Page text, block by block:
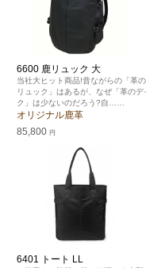
6600 鹿リュック 大
当社大ヒット商品!昔ながらの「革
リュック」はあるが、なぜ「革のデ
ク」は少ないのだろう?自……
オリジナル鹿革
85,800 円
6401 トート LL